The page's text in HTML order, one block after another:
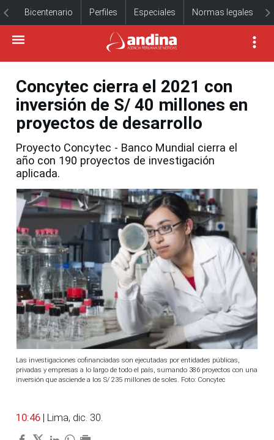
Bicentenario Perfiles Especiales Normas legales
Concytec cierra el 2021 con
inversión de S/ 40 millones en
proyectos de desarrollo
Proyecto Concytec - Banco Mundial cierra el
año con 190 proyectos de investigación
aplicada.
Las investigaciones cofinanciadas son ejecutadas por entidades públicas,
privadas y empresas a lo largo de todo el país, sumando 386 proyectos con una
inversión que asciende a los S/ 235 millones de soles. Foto: Concytec
10:46 | Lima, dic. 30.